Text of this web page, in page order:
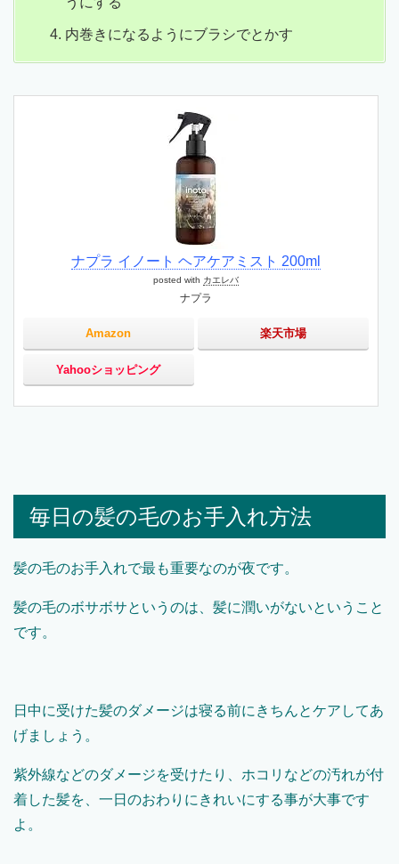
内巻きになるようにブラシでとかす
ナプラ イノート ヘアケアミスト 200ml
posted with カエレバ
ナプラ
Amazon 楽天市場
Yahooショッピング
毎日の髪の毛のお手入れ方法
髪の毛のお手入れで最も重要なのが夜です。
髪の毛のボサボサというのは、髪に潤いがないということ
です。
日中に受けた髪のダメージは寝る前にきちんとケアしてあ
げましょう。
紫外線などのダメージを受けたり、ホコリなどの汚れが付
着した髪を、一日のおわりにきれいにする事が大事です
よ。